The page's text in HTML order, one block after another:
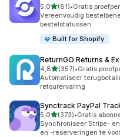
5,0van 5 sterren
(81)
81 recensies in totaal
•Gratis
Vereenvoudig
bestelstatussen
Built for Shopify
ReturnGO Returns &
4,8van 5 sterren
(357)
357 recensies in totaal
•Gratis
Automatiseer
retourervaring
Synctrack PayPal
5,0van 5 sterren
(373)
373 recensies in totaal
•Gratis
Synchroniseer Stripe-
en -reserveringen te